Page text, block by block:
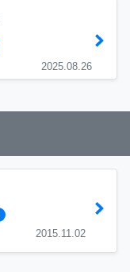
2025.08.26
2015.11.02